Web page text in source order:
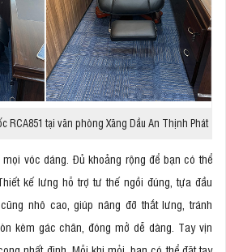
RCA851 tại văn phòng Xăng Dầu An Thịnh Phát
vóc dáng. Đủ khoảng rộng để bạn có thể
kế lưng hỗ trợ tư thế ngồi đúng, tựa đầu
nhô cao, giúp nâng đỡ thắt lưng, tránh
kèm gác chân, đóng mở dễ dàng. Tay vịn